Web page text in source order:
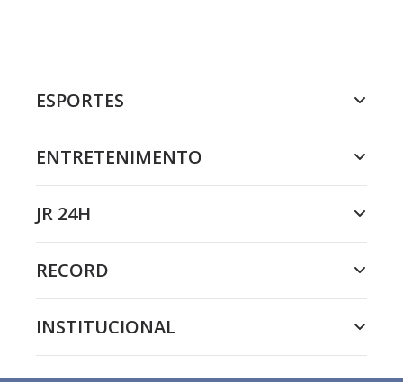
ESPORTES
ENTRETENIMENTO
JR 24H
RECORD
INSTITUCIONAL